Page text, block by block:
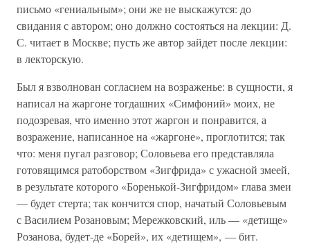
письмо «гениальным»; они же не выскажутся: до
свидания с автором; оно должно состояться на лекции: Д.
С. читает в Москве; пусть же автор зайдет после лекции:
в лекторскую.
Был я взволнован согласием на возраженье: в сущности, я
написал на жаргоне тогдашних «Симфоний» моих, не
подозревая, что именно этот жаргон и понравится, а
возражение, написанное на «жаргоне», проглотится; так
что: меня пугал разговор; Соловьева его представляла
готовящимся ратоборством «Зигфрида» с ужасной змеей,
в результате которого «Боренькой-Зигфридом» глава змеи
— будет стерта; так кончится спор, начатый Соловьевым
с Василием Розановым; Мережковский, иль — «детище»
Розанова, будет-де «Борей», их «детищем», — бит.